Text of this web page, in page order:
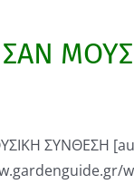
ΣΥΝΘΕΣΗ